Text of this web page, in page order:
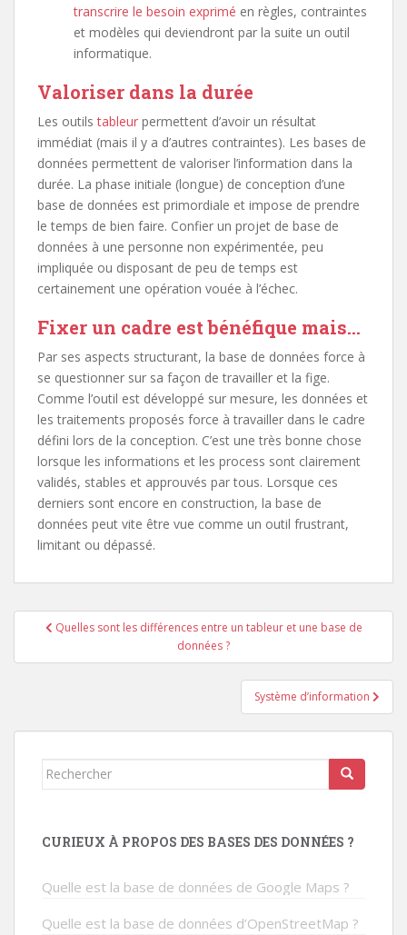
transcrire le besoin exprimé en règles, contraintes
et modèles qui deviendront par la suite un outil
informatique.
Valoriser dans la durée
Les outilstableur permettent d’avoir un résultat
immédiat (mais il y a d’autres contraintes). Les bases de
données permettent de valoriser l’information dans la
durée. La phase initiale (longue) de conception d’une
base de données est primordiale et impose de prendre
le temps de bien faire. Confier un projet de base de
données à une personne non expérimentée, peu
impliquée ou disposant de peu de temps est
certainement une opération vouée à l’échec.
Fixer un cadre est bénéfique mais…
Par ses aspects structurant, la base de données force à
se questionner sur sa façon de travailler et la fige.
Comme l’outil est développé sur mesure, les données et
les traitements proposés force à travailler dans le cadre
défini lors de la conception. C’est une très bonne chose
lorsque les informations et les process sont clairement
validés, stables et approuvés par tous. Lorsque ces
derniers sont encore en construction, la base de
données peut vite être vue comme un outil frustrant,
limitant ou dépassé.
Navigation
l’article
Quelles sont les différences entre un tableur et une base de
données ?
Système d’information
Rechercher...
CURIEUX À PROPOS DES BASES DES DONNÉES ?
Quelle est la base de données de Google Maps ?
Quelle est la base de données d’OpenStreetMap ?